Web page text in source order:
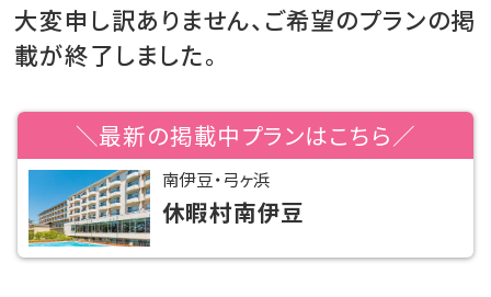
大変申し訳ありません、ご希望のプランの掲
載が終了しました。
＼最新の掲載中プランはこちら／
南伊豆・弓ヶ浜
休暇村南伊豆